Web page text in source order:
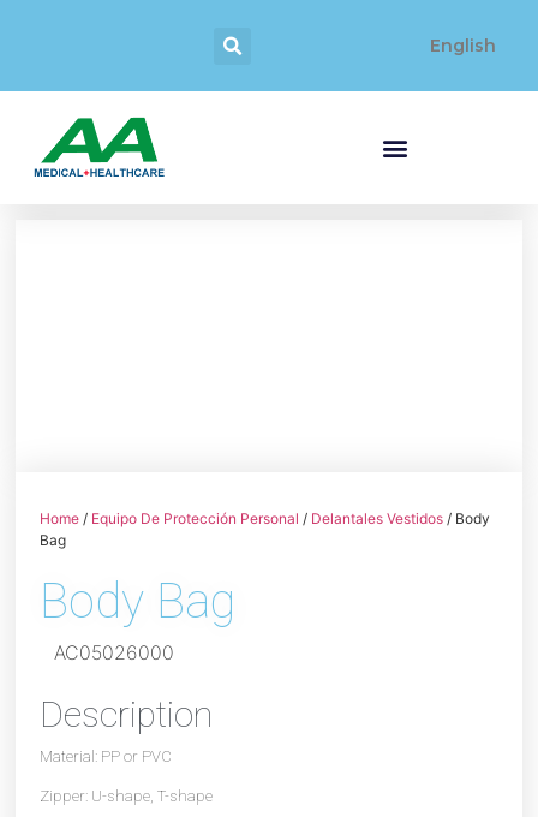
English
Home / Equipo De Protección Personal / Delantales Vestidos / Body
Bag
Body Bag
AC05026000
Description
Material: PP or PVC
Zipper: U-shape, T-shape